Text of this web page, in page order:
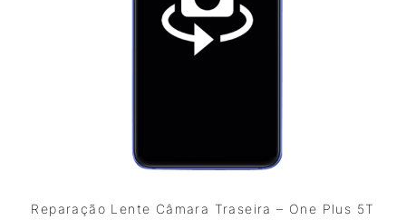
Reparação Lente Câmara Traseira – One Plus 5T